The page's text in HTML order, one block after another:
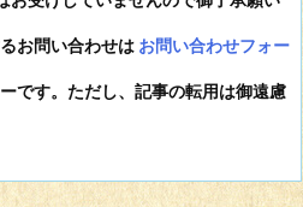
お問い合わせは お問い合わせフォー
です。ただし、記事の転用は御遠慮